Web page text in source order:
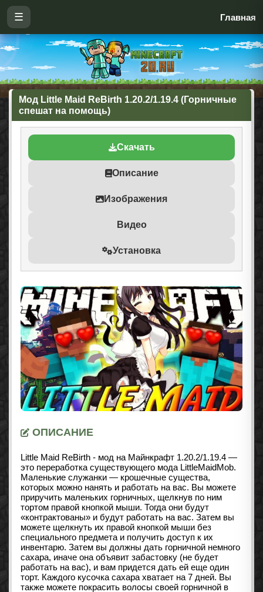
☰ Главная
Мод Little Maid ReBirth 1.20.2/1.19.4 (Горничные
спешат на помощь)
Скачать
Описание
Изображения
Видео
Установка
ОПИСАНИЕ
Little Maid ReBirth - мод на Майнкрафт 1.20.2/1.19.4 —
это переработка существующего мода LittleMaidMob.
Маленькие служанки — крошечные существа,
которых можно нанять и работать на вас. Вы можете
приручить маленьких горничных, щелкнув по ним
тортом правой кнопкой мыши. Тогда они будут
«контрактованы» и будут работать на вас. Затем вы
можете щелкнуть их правой кнопкой мыши без
специального предмета и получить доступ к их
инвентарю. Затем вы должны дать горничной немного
сахара, иначе она объявит забастовку (не будет
работать на вас), и вам придется дать ей еще один
торт. Каждого кусочка сахара хватает на 7 дней. Вы
также можете покрасить волосы своей горничной в